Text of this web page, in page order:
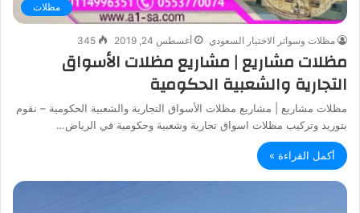
مظلات
مظلات وسواتر الاختيار السعودي أغسطس 24, 2019 345
مظلات مشاريع | مشاريع مظلات الأسواق
التجارية والشعبية الحكومية
مظلات مشاريع | مشاريع مظلات الأسواق التجارية والشعبية الحكومية – نقوم
بتوريد وتركيب مظلات اسواق تجارية وشعبية وحكومية في الرياض…
أكمل القراءة »